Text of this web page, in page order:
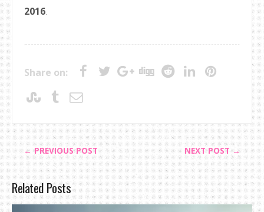
2016.
Share on:
← PREVIOUS POST NEXT POST →
Related Posts